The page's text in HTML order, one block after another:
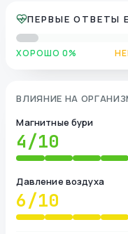
ПЕРВЫЕ ОТВЕТЫ
ХОРОШО 0%
ВЛИЯНИЕ НА
Магнитные бури
4/10
Давление воздуха
6/10